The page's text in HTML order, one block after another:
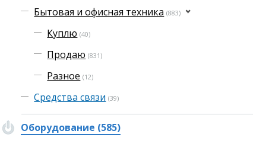
Бытовая и офисная техника (883)
Куплю (40)
Продаю (831)
Разное (12)
Средства связи (39)
Оборудование (585)